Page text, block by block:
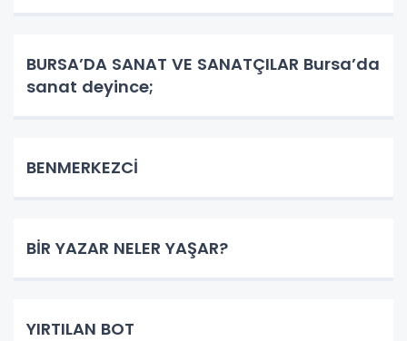
BURSA’DA SANAT VE SANATÇILAR Bursa’da
sanat deyince;
BENMERKEZCİ
BİR YAZAR NELER YAŞAR?
YIRTILAN BOT